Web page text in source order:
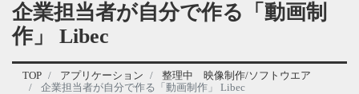
企業担当者が自分で作る「動画制
作」 Libec
TOP アプリケーション
整理中 映像制作/ソフトウエア
企業担当者が自分で作る「動画制作」 Libec